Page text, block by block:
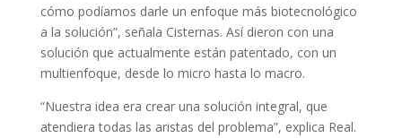
cómo podíamos darle un enfoque más biotecnológico
a la solución”, señala Cisternas. Así dieron con una
solución que actualmente están patentado, con un
multienfoque, desde lo micro hasta lo macro.
“Nuestra idea era crear una solución integral, que
atendiera todas las aristas del problema”, explica Real.